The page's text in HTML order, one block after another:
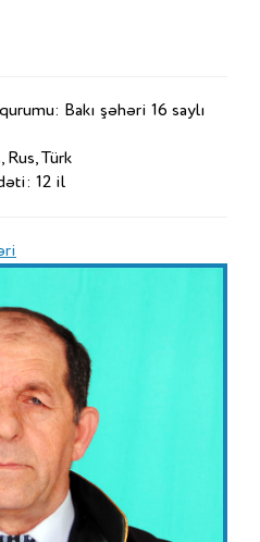
Bakı şəhəri 16 saylı
Türk
12 il